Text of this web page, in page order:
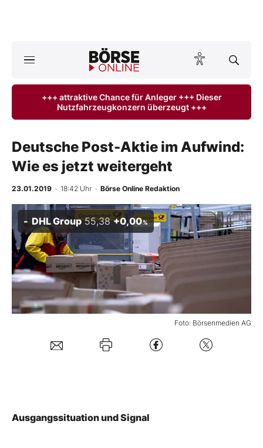
ktuelle Ausgabe BÖRSE ONLINE lesen
Finanz-Check
BO-Musterdepots
Experten
Mein B:O
+++ attraktive Chance für Anleger +++ Dieser
Nutzfahrzeugkonzern überzeugt +++
Deutsche Post-Aktie im Aufwind:
Wie es jetzt weitergeht
23.01.2019 · 18:42 Uhr · Börse Online Redaktion
Foto: Börsenmedien AG
DHL Group 55,38 +0,00%
Ausgangssituation und Signal